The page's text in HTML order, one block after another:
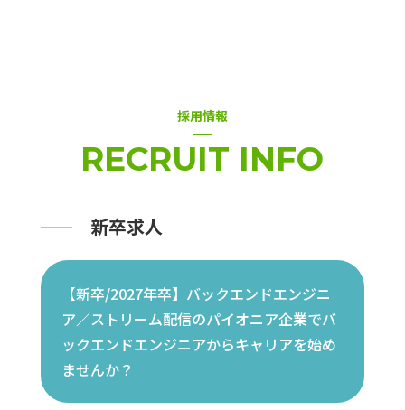
採用情報
RECRUIT INFO
新卒求人
【新卒/2027年卒】バックエンドエンジニ
ア／ストリーム配信のパイオニア企業でバ
ックエンドエンジニアからキャリアを始め
ませんか？